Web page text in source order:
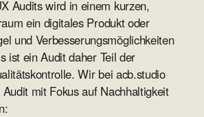
Audits wird in einem kurzen,
ein digitales Produkt oder
und Verbesserungsmöglichkeiten
ist ein Audit daher Teil der
Wir bei acb.studio
mit Fokus auf Nachhaltigkeit